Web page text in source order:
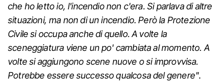
che ho letto io, l'incendio non c'era. Si parlava di altre
situazioni, ma non di un incendio. Però la Protezione
Civile si occupa anche di quello. A volte la
sceneggiatura viene un po' cambiata al momento. A
volte si aggiungono scene nuove o si improvvisa.
Potrebbe essere successo qualcosa del genere".